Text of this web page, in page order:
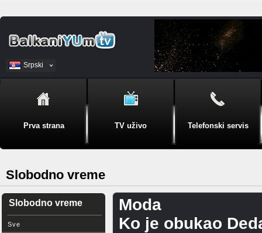
Srpski
BiH
Prva strana TV uživo Telefonski servis
Slobodno vreme
Slobodno vreme
Sve
Moda
Ko je obukao